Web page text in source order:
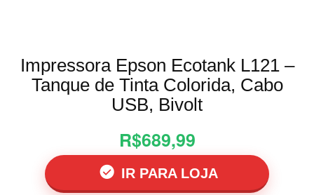
Impressora Epson Ecotank L121 –
Tanque de Tinta Colorida, Cabo
USB, Bivolt
R$689,99
IR PARA LOJA